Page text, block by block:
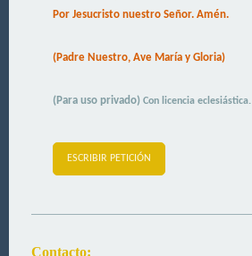
Por Jesucristo nuestro Señor. Amén.
(Padre Nuestro, Ave María y Gloria)
(Para uso privado) Con licencia eclesiástica.
ESCRIBIR PETICIÓN
Contacto: